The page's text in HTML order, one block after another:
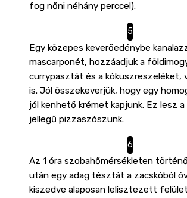
fog nőni néhány perccel).
Egy közepes keverőedénybe
mascarponét, hozzáadjuk a
currypasztát és a kókuszreszeléket,
is. Jól összekeverjük, hogy egy
jól kenhető krémet kapjunk. Ez lesz
jellegű pizzaszószunk.
Az 1 óra szobahőmérsékleten
után egy adag tésztát a zacskóból
kiszedve alaposan lelisztezett